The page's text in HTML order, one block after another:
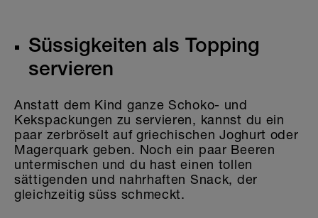
Süssigkeiten als Topping
servieren
Anstatt dem Kind ganze Schoko- und
Kekspackungen zu servieren, kannst du ein
paar zerbröselt auf griechischen Joghurt oder
Magerquark geben. Noch ein paar Beeren
untermischen und du hast einen tollen
sättigenden und nahrhaften Snack, der
gleichzeitig süss schmeckt.